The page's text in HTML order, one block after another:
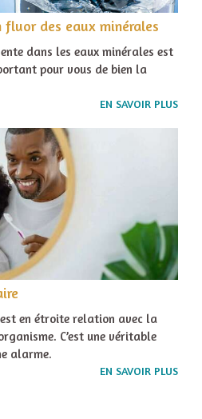
fluor des eaux minérales
dans les eaux minérales est
pour vous de bien la
EN SAVOIR PLUS
en étroite relation avec la
C’est une véritable
alarme.
EN SAVOIR PLUS